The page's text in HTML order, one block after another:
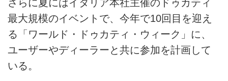
さらに夏にはイタリア本社主催のドゥカティ
最大規模のイベントで、今年で10回目を迎え
る「ワールド・ドゥカティ・ウィーク」に、
ユーザーやディーラーと共に参加を計画して
いる。